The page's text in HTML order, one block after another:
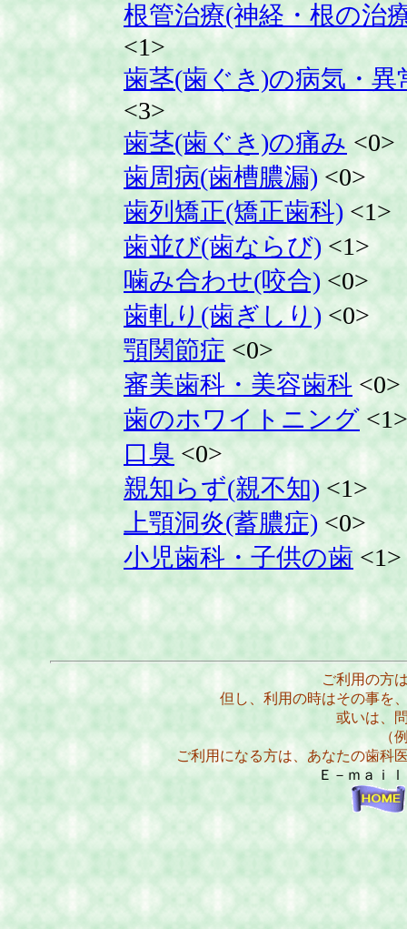
根管治療(神経・根の治
<1>
歯茎(歯ぐき)の病気・異
<3>
歯茎(歯ぐき)の痛み <0>
歯周病(歯槽膿漏) <0>
歯列矯正(矯正歯科) <1>
歯並び(歯ならび) <1>
噛み合わせ(咬合) <0>
歯軋り(歯ぎしり) <0>
顎関節症 <0>
審美歯科・美容歯科<0>
歯のホワイトニング <1>
口臭 <0>
親知らず(親不知) <1>
上顎洞炎(蓄膿症) <0>
小児歯科・子供の歯 <1>
ご利用の方
但し、利用の時はその事を
或いは、
（
ご利用になる方は、あなたの歯科
Ｅ－ｍａｉ